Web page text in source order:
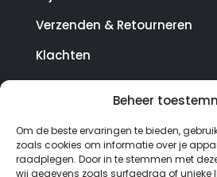
Beheer
Om de beste ervaringen te bieden,
zoals cookies om informatie over je
raadplegen. Door in te stemmen met
wij gegevens zoals surfgedrag of unieke
Verzenden & Retourneren
Klachten
© Copyright SterrenHosting
van Lynaly.nl